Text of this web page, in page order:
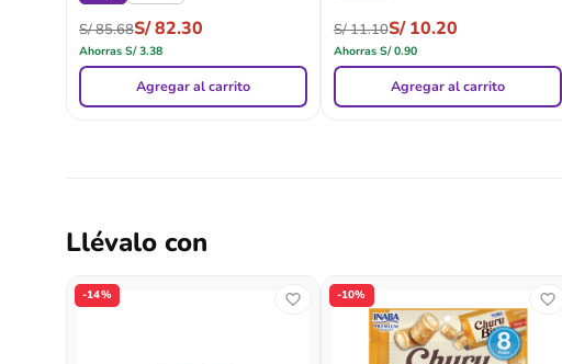
S/85.68S/82.30
Ahorras S/3.38
Agregar al carrito
S/11.10S/10.20
Ahorras S/0.90
Agregar al carrito
Llévalo con
-14% -10%